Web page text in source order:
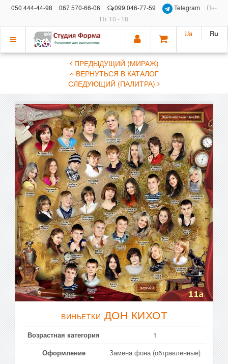
050 444-44-98 067 570-66-06 099 046-77-59 Telegram
Пн-
Пт 10 - 18
Показать
Ua Ru
ПРЕДЫДУЩИЙ (МИРАЖ)
ВЕРНУТЬСЯ В КАТАЛОГ
СЛЕДУЮЩИЙ (ПАЛИТРА)
ВИНЬЕТКИ ДОН КИХОТ
Возрастная категория
1
Оформление
Замена фона (обтравленные)